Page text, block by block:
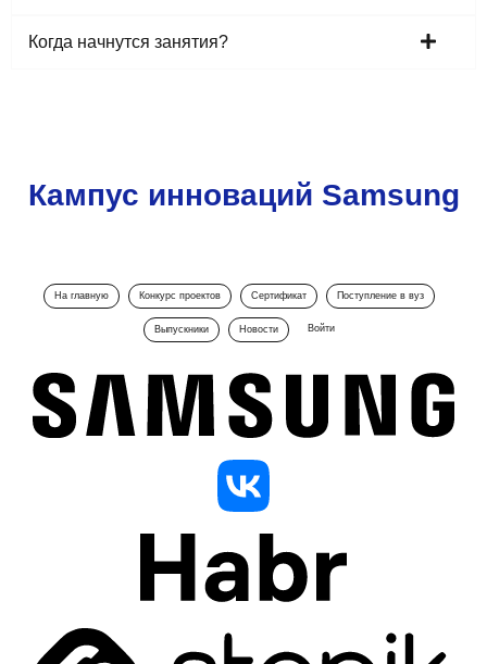
Когда начнутся занятия?
Кампус инноваций Samsung
На главную Конкурс проектов Сертификат Поступление в вуз
Выпускники Новости Войти